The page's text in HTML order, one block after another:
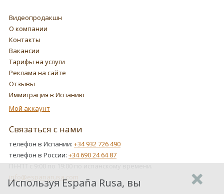
Видеопродакшн
О компании
Контакты
Вакансии
Тарифы на услуги
Реклама на сайте
Отзывы
Иммиграция в Испанию
Мой аккаунт
Связаться с нами
телефон в Испании: +34 932 726 490
телефон в России: +34 690 24 64 87
ПН-ПТ с 9:00 по 19:00 по испанскому времени.
info@espanarusa.com
Используя España Rusa, вы